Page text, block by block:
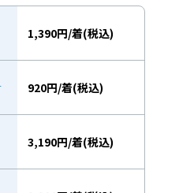
1,390円/着(税込)
920円/着(税込)
3,190円/着(税込)